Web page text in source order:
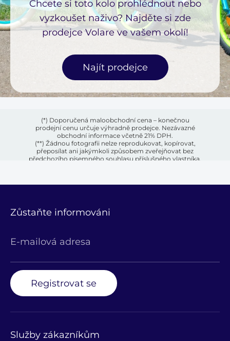
Chcete si toto kolo prohlédnout nebo
vyzkoušet naživo? Najděte si zde
prodejce Volare ve vašem okolí!
Najít prodejce
(*) Doporučená maloobchodní cena – konečnou
prodejní cenu určuje výhradně prodejce. Nezávazné
obchodní informace včetně 21% DPH.
(**) Žádnou fotografii nelze reprodukovat, kopírovat,
přeposílat ani jakýmkoli způsobem zveřejňovat bez
předchozího písemného souhlasu příslušného vlastníka.
Zůstaňte informováni
E-mailová adresa
Registrovat se
Služby zákazníkům